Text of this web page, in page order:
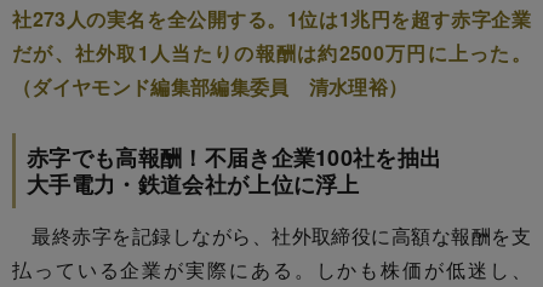
社273人の実名を全公開する。1位は1兆円を超す赤字企業
だが、社外取1人当たりの報酬は約2500万円に上った。
（ダイヤモンド編集部編集委員 清水理裕）
赤字でも高報酬！不届き企業100社を抽出
大手電力・鉄道会社が上位に浮上
最終赤字を記録しながら、社外取締役に高額な報酬を支
払っている企業が実際にある。しかも株価が低迷し、